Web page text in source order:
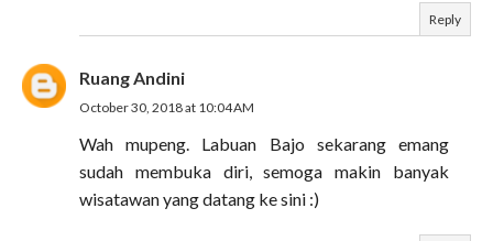
Reply
Ruang Andini
October 30, 2018 at 10:04 AM
Wah mupeng. Labuan Bajo sekarang emang
sudah membuka diri, semoga makin banyak
wisatawan yang datang ke sini :)